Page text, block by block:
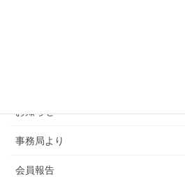
お知らせ
事務局より
会員報告